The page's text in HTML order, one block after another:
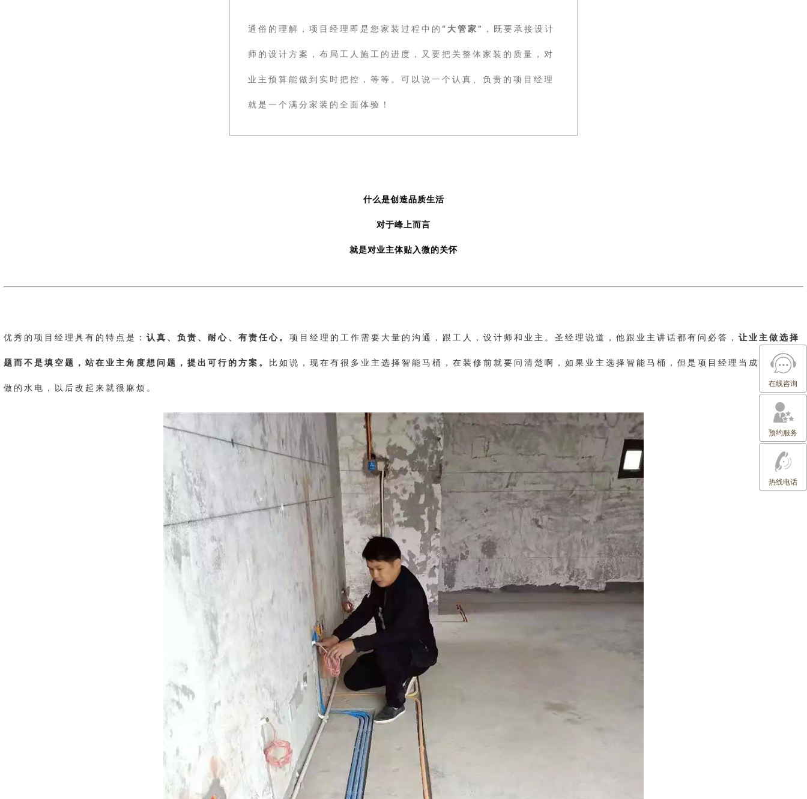
通俗的理解，项目经理即是您家装过程中的 “大管家” ，既要承接设计
师的设计方案，布局工人施工的进度，又要把关整体家装的质量，对
业主预算能做到实时把控，等等。可以说一个认真、负责的项目经理
就是一个满分家装的全面体验！
什么是创造品质生活
对于峰上而言
就是对业主体贴入微的关怀
优秀的项目经理具有的特点是： 认真、负责、耐心、有责任心。 项目经理的工作需要大量的沟通，跟工人，设计师和业主。圣经理说道，他跟业主讲话都有问必答， 让业主做选择
题而不是填空题，站在业主角度想问题，提出可行的方案。 比如说，现在有很多业主选择智能马桶，在装修前就要问清楚啊，如果业主选择智能马桶，但是项目经理当成普通马桶
做的水电，以后改起来就很麻烦。 在线咨询
预约服务
热线电话